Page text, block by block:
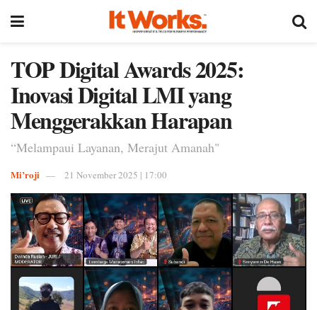
TOP Digital Awards 2025:
Inovasi Digital LMI yang
Menggerakkan Harapan
“Melampaui Layanan, Merajut Amanah"
Mi’roji 21 November 2025 | 17:00